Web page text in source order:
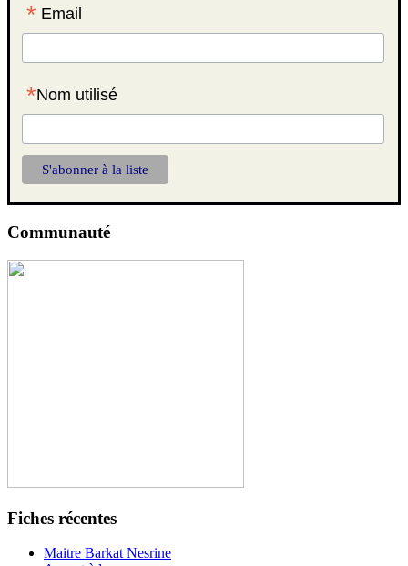
* Email
*Nom utilisé
Communauté
Fiches récentes
Maitre Barkat Nesrine